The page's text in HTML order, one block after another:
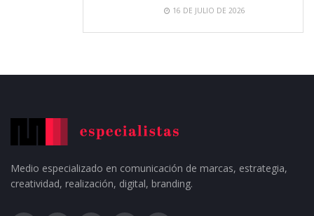
16 DE JULIO DE 2026
Medio especializado en comunicación de marcas, estrategia,
creatividad, realización, digital, branding.